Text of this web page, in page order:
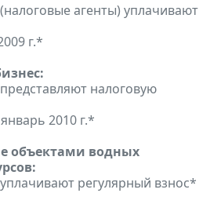
агенты) уплачивают
г.*
налоговую
2010 г.*
объектами водных
регулярный взнос*